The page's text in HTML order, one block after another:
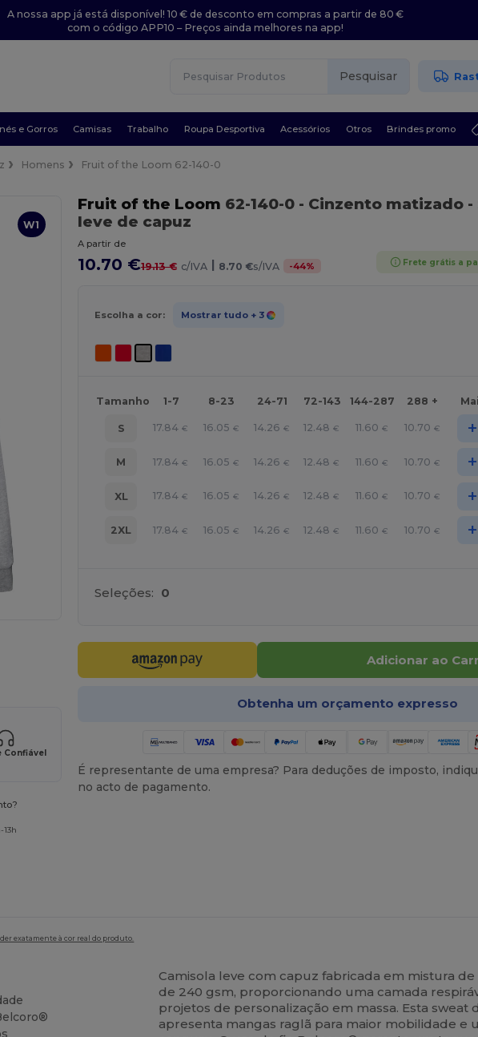
A nossa app já está disponível! 10 € de desconto em compras a partir de 80 €
com o código APP10 – Preços ainda melhores na app!
Pesquisar
e Gorros Camisas Trabalho Roupa Desportiva Acessórios Otros Brindes promo
Homens Fruit of the Loom 62-140-0
W1
Confiável
Fruit of the Loom 62-140-0 - Cinzento matizado-
leve de capuz
A partir de
10.70 €19.13 € c/IVA | 8.70 €s/IVA -44% Frete grátis a
Escolha a cor: Mostrar tudo + 3
Tamanho 1-7 8-23 24-71 72-143 144-287 288 +
S 17.84 € 16.05 € 14.26 € 12.48 € 11.60 € 10.70 € +
M 17.84 € 16.05 € 14.26 € 12.48 € 11.60 € 10.70 € +
XL 17.84 € 16.05 € 14.26 € 12.48 € 11.60 € 10.70 € +
2XL 17.84 € 16.05 € 14.26 € 12.48 € 11.60 € 10.70 € +
Seleções: 0
Adicionar ao
Obtenha um orçamento expresso
É representante de uma empresa? Para deduções de imposto,
no acto de pagamento.
exatamente à cor real do produto.
Camisola leve com capuz fabricada em mistura
de 240 gsm, proporcionando uma camada
projetos de personalização em massa. Esta sweat
apresenta mangas raglã para maior mobilidade e